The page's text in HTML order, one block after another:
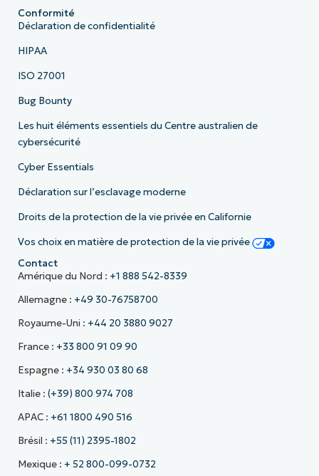
Conformité
Déclaration de confidentialité
HIPAA
ISO 27001
Bug Bounty
Les huit éléments essentiels du Centre australien de
cybersécurité
Cyber Essentials
Déclaration sur l’esclavage moderne
Droits de la protection de la vie privée en Californie
Vos choix en matière de protection de la vie privée
Contact
Amérique du Nord : +1 888 542-8339
Allemagne : +49 30-76758700
Royaume-Uni : +44 20 3880 9027
France : +33 800 91 09 90
Espagne : +34 930 03 80 68
Italie : (+39) 800 974 708
APAC : +61 1800 490 516
Brésil : +55 (11) 2395-1802
Mexique : + 52 800-099-0732